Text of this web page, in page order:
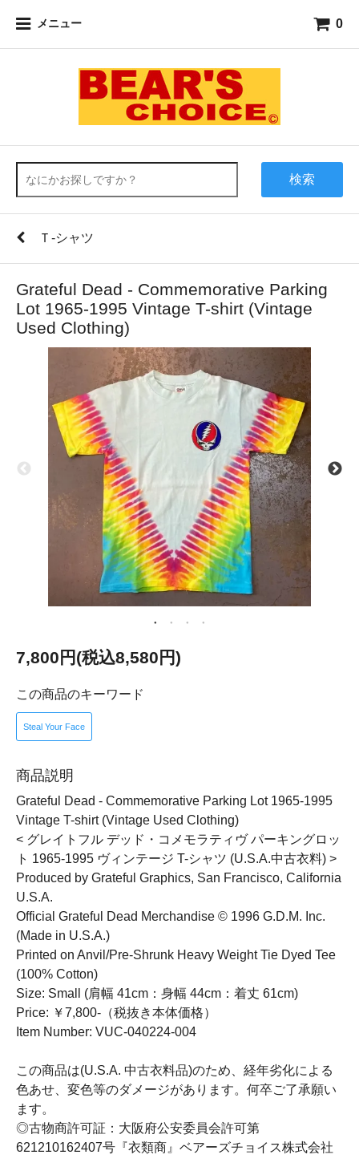
メニュー 0
検索
Ｔ-シャツ
Grateful Dead - Commemorative Parking
Lot 1965-1995 Vintage T-shirt (Vintage
Used Clothing)
7,800円(税込8,580円)
この商品のキーワード
Steal Your Face
商品説明
Grateful Dead - Commemorative Parking Lot 1965-1995
Vintage T-shirt (Vintage Used Clothing)
< グレイトフル デッド・コメモラティヴ パーキングロッ
ト 1965-1995 ヴィンテージ T-シャツ (U.S.A.中古衣料) >
Produced by Grateful Graphics, San Francisco, California
U.S.A.
Official Grateful Dead Merchandise © 1996 G.D.M. Inc.
(Made in U.S.A.)
Printed on Anvil/Pre-Shrunk Heavy Weight Tie Dyed Tee
(100% Cotton)
Size: Small (肩幅 41cm：身幅 44cm：着丈 61cm)
Price: ￥7,800-（税抜き本体価格）
Item Number: VUC-040224-004
この商品は(U.S.A. 中古衣料品)のため、経年劣化による
色あせ、変色等のダメージがあります。何卒ご了承願い
ます。
◎古物商許可証：大阪府公安委員会許可第
621210162407号『衣類商』ベアーズチョイス株式会社